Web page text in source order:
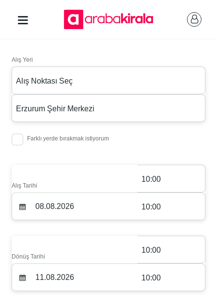
Alış Yeri
Alış Noktası Seç
Erzurum Şehir Merkezi
Farklı yerde bırakmak istiyorum
Alış Tarihi
10:00
10:00
Dönüş Tarihi
10:00
10:00